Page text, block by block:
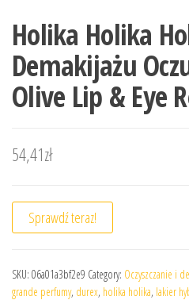
Holika Holika
Demakijażu
Olive Lip & Eye
54,41zł
Sprawdź teraz!
SKU: 06a01a3bf2e9 Category: Oczyszczanie i
grande perfumy, durex, holika holika, lakier